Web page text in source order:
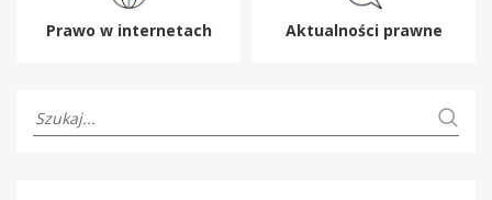
Prawo w internetach Aktualności prawne